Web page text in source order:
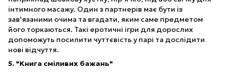
інтимного масажу. Один з партнерів має бути із
зав'язаними очима та вгадати, яким саме предметом
його торкаються. Такі еротичні ігри для дорослих
допоможуть посилити чуттєвість у парі та дослідити
нові відчуття.
5. "Книга сміливих бажань"